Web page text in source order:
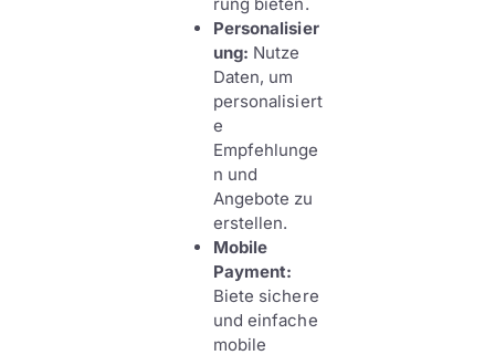
Personalisier
ung: Nutze
Daten, um
personalisiert
e
Empfehlunge
n und
Angebote zu
erstellen.
Mobile
Payment:
Biete sichere
und einfache
mobile